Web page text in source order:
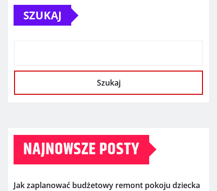
SZUKAJ
Szukaj
NAJNOWSZE POSTY
Jak zaplanować budżetowy remont pokoju dziecka